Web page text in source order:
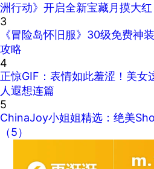
洲行动》开启全新宝藏月摸大红
3
《冒险岛怀旧服》30级免费神
攻略
4
正惊GIF：表情如此羞涩！美女
人遐想连篇
5
ChinaJoy小姐姐精选：绝美
（5）